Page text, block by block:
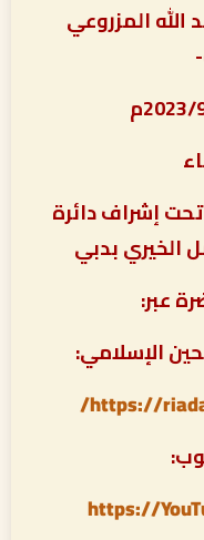
الله المزروعي
تصريح رقم: PIE-002711905 تحت إشراف دائرة
الخيري بدبي
عبر:
الإسلامي:
https://
https://